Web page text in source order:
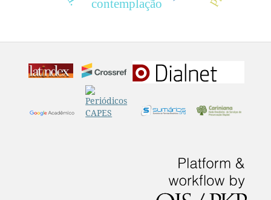
contemplação